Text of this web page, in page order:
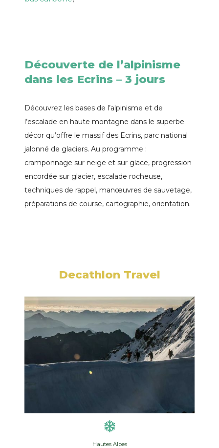
Découverte de l’alpinisme
dans les Ecrins – 3 jours
Découvrez les bases de l’alpinisme et de
l’escalade en haute montagne dans le superbe
décor qu’offre le massif des Ecrins, parc national
jalonné de glaciers. Au programme :
cramponnage sur neige et sur glace, progression
encordée sur glacier, escalade rocheuse,
techniques de rappel, manœuvres de sauvetage,
préparations de course, cartographie, orientation.
Decathlon Travel
Hautes Alpes